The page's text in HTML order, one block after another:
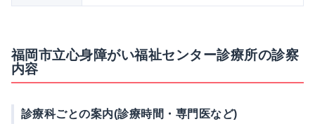
福岡市立心身障がい福祉センター診療所の診察
内容
診療科ごとの案内(診療時間・専門医など)